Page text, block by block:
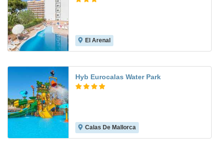
El Arenal
Hyb Eurocalas Water Park
Calas De Mallorca